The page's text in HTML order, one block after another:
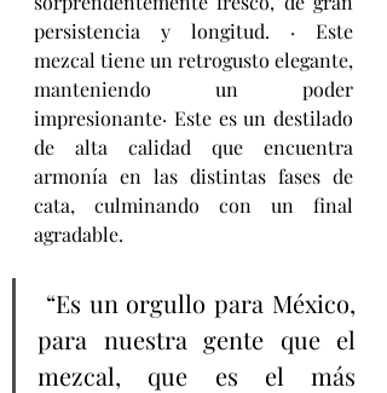
persistencia y longitud. · Este
mezcal tiene un retrogusto elegante,
manteniendo un poder
impresionante· Este es un destilado
de alta calidad que encuentra
armonía en las distintas fases de
cata, culminando con un final
agradable.
“Es un orgullo para México,
para nuestra gente que el
mezcal, que es el más